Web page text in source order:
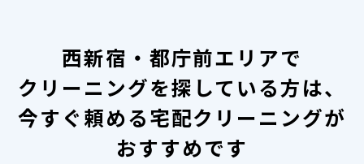
西新宿・都庁前エリアで
クリーニングを探している方は、
今すぐ頼める宅配クリーニングが
おすすめです